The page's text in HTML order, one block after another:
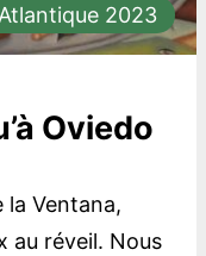
2023
Oviedo
la Ventana,
au réveil. Nous